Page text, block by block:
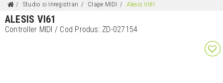
Studio si Inregistrari Clape MIDI Alesis VI61
ALESIS VI61
Controller MIDI / Cod Produs: ZD-027154